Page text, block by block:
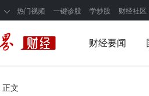
热门视频 一键诊股 学炒股 财经社区
财经要闻
正文